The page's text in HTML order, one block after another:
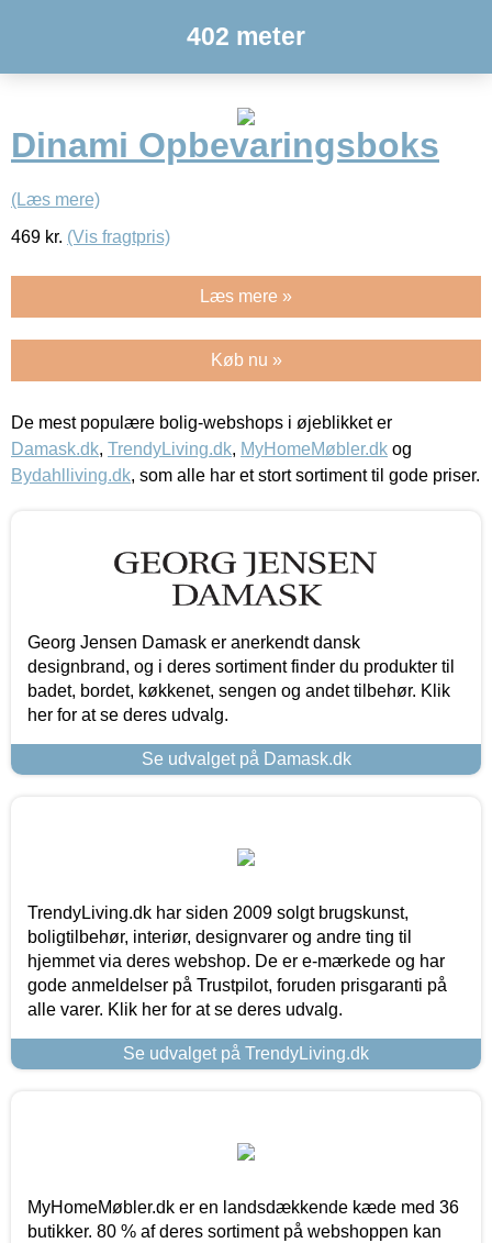
402 meter
Dinami Opbevaringsboks
(Læs mere)
469 kr. (Vis fragtpris)
Læs mere »
Køb nu »
De mest populære bolig-webshops i øjeblikket er
Damask.dk, TrendyLiving.dk, MyHomeMøbler.dk og
Bydahlliving.dk, som alle har et stort sortiment til gode priser.
Georg Jensen Damask er anerkendt dansk
designbrand, og i deres sortiment finder du produkter til
badet, bordet, køkkenet, sengen og andet tilbehør. Klik
her for at se deres udvalg.
Se udvalget på Damask.dk
TrendyLiving.dk har siden 2009 solgt brugskunst,
boligtilbehør, interiør, designvarer og andre ting til
hjemmet via deres webshop. De er e-mærkede og har
gode anmeldelser på Trustpilot, foruden prisgaranti på
alle varer. Klik her for at se deres udvalg.
Se udvalget på TrendyLiving.dk
MyHomeMøbler.dk er en landsdækkende kæde med 36
butikker. 80 % af deres sortiment på webshoppen kan